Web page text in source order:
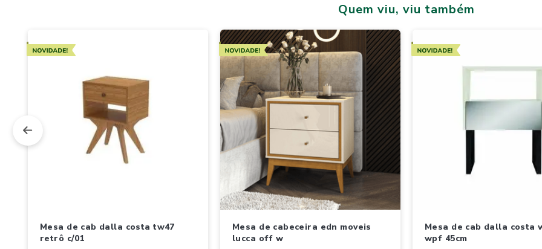
Quem viu, viu também
Novidades
mesa de cab dalla costa tw47
retrô c/01
Novidades
mesa de cabeceira edn moveis
lucca off w
Novidades
mesa de cab dalla costa w347e
wpf 45cm